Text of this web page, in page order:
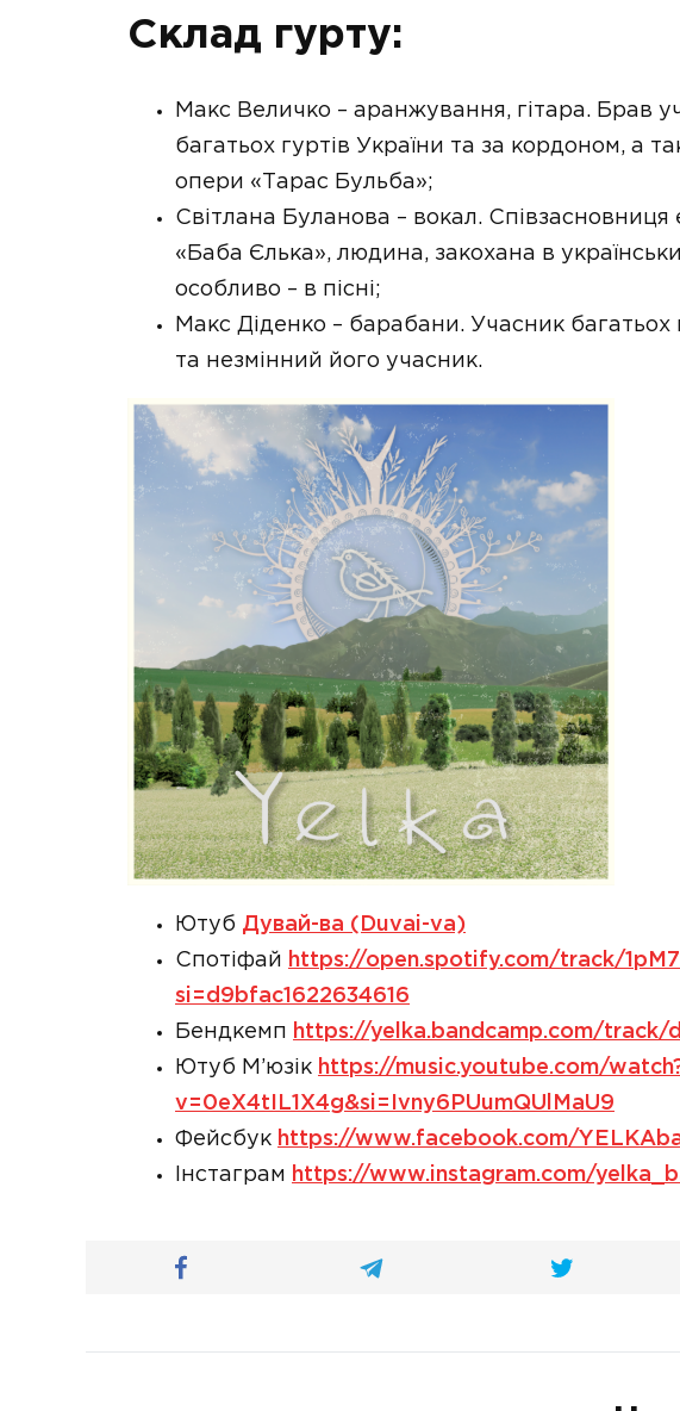
Склад гурту:
Макс Величко – аранжування, гітара. Брав
багатьох гуртів України та за кордоном, а
опери «Тарас Бульба»;
Світлана Буланова – вокал. Співзасновниця
«Баба Єлька», людина, закохана в
особливо – в пісні;
Макс Діденко – барабани. Учасник багатьох
та незмінний його учасник.
Ютуб Дувай-ва (Duvai-va)
Спотіфай https://open.spotify.com/track/
si=d9bfac1622634616
Бендкемп https://yelka.bandcamp.com/track/
Ютуб М’юзік https://music.youtube.com/
v=0eX4tIL1X4g&si=Ivny6PUumQUlMaU9
Фейсбук https://www.facebook.com/
Інстаграм https://www.instagram.com/